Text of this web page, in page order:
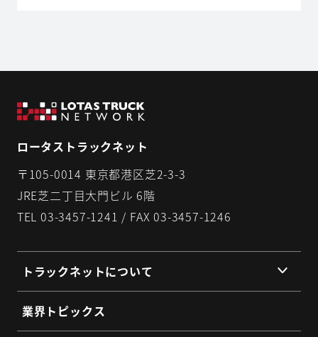
ロータストラックネット
〒105-0014 東京都港区芝2-3-3
JRE芝二丁目大門ビル 6階
TEL 03-3457-1241 / FAX 03-3457-1246
トラックネットについて
組織理念
組織概要
業界トピックス